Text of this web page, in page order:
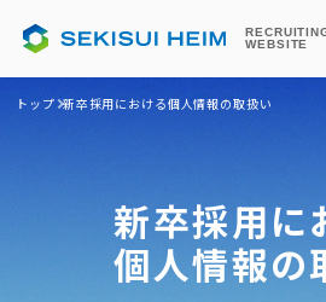
WEBSITE
トップ 新卒採用における個人情報の取扱い
新卒採用に
個人情報の